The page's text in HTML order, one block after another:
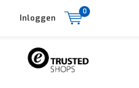
Inloggen
0